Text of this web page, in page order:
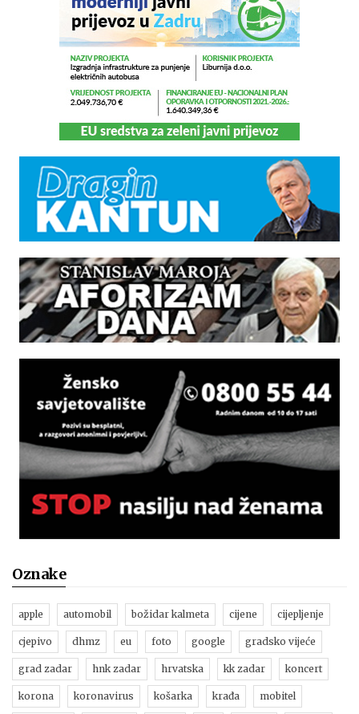
Oznake
apple automobil božidar kalmeta cijene cijepljenje
cjepivo dhmz eu foto google gradsko vijeće
grad zadar hnk zadar hrvatska kk zadar koncert
korona koronavirus košarka krađa mobitel